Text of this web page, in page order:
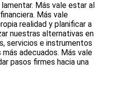
Más vale estar al
Más vale
realidad y planificar a
nuestras alternativas en
servicios e instrumentos
adecuados. Más vale
pasos firmes hacia una